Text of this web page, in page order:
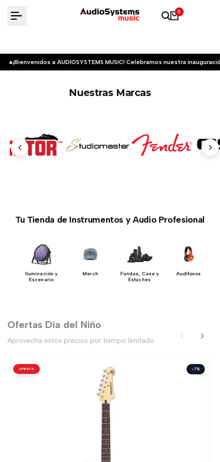
0
¡Bienvenidos a AUDIOSYSTEMS MUSIC! Celebramos nuestra
Nuestras Marcas
Tu Tienda de Instrumentos y Audio Profesional
Iluminación y
Escenario
Merch
Fundas, Case y
Estuches
Audífonos
Ofertas Día del Niño
Aprovecha estos precios por tiempo limitado
OFERTA -7%